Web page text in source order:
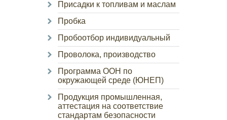
Присадки к топливам и маслам
Пробка
Пробоотбор индивидуальный
Проволока, производство
Программа ООН по
окружающей среде (ЮНЕП)
Продукция промышленная,
аттестация на соответствие
стандартам безопасности